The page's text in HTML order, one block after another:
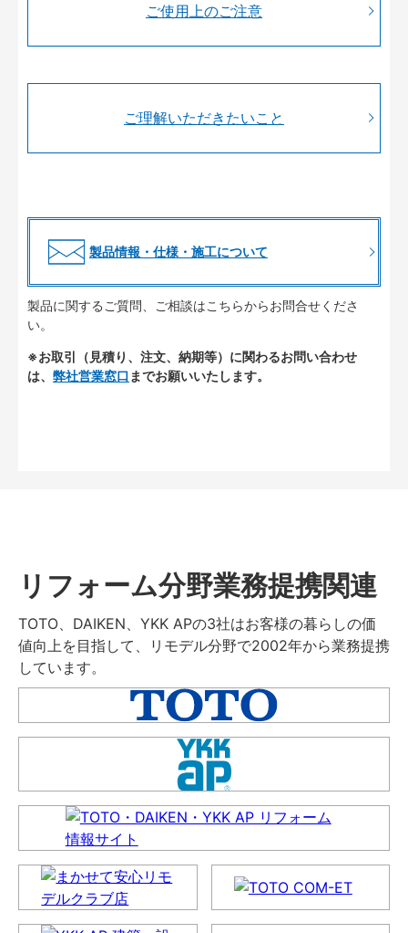
ご使用上のご注意
ご理解いただきたいこと
製品情報・仕様・施工について
製品に関するご質問、ご相談はこちらからお問合せくださ
い。
※お取引（見積り、注文、納期等）に関わるお問い合わせ
は、 弊社営業窓口 までお願いいたします。
リフォーム分野業務提携関連
TOTO、DAIKEN、YKK APの3社はお客様の暮らしの価
値向上を目指して、リモデル分野で2002年から業務提携
しています。